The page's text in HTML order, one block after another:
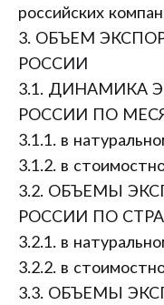
российских
3. ОБЪЕМ
РОССИИ
3.1. ДИНАМИКА
РОССИИ ПО
3.1.1. в
3.1.2. в
3.2. ОБЪЕМЫ
РОССИИ ПО
3.2.1. в
3.2.2. в
3.3. ОБЪЕМЫ